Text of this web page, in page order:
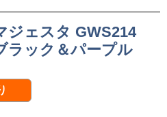
ジェスタ GWS214
ラック＆パープル